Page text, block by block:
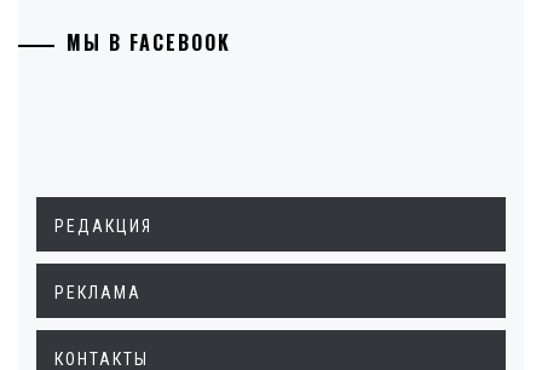
МЫ В FACEBOOK
РЕДАКЦИЯ
РЕКЛАМА
КОНТАКТЫ